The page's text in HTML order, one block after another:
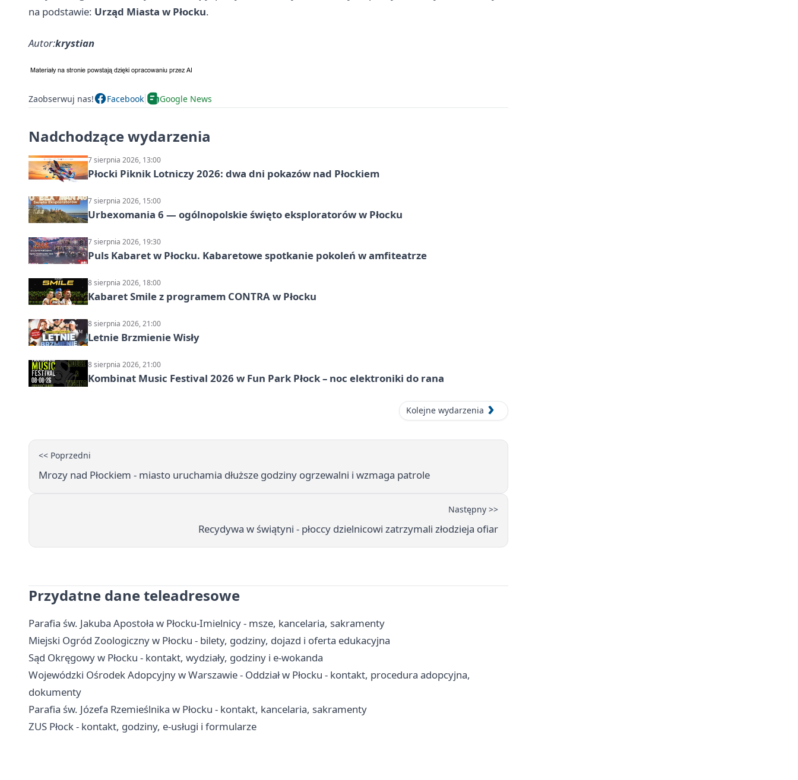
na podstawie: Urząd Miasta w Płocku.
Autor:krystian
Zaobserwuj nas! Facebook Google News
Nadchodzące wydarzenia
7 sierpnia 2026, 13:00
Płocki Piknik Lotniczy 2026: dwa dni pokazów nad Płockiem
7 sierpnia 2026, 15:00
Urbexomania 6 — ogólnopolskie święto eksploratorów w Płocku
7 sierpnia 2026, 19:30
Puls Kabaret w Płocku. Kabaretowe spotkanie pokoleń w amfiteatrze
8 sierpnia 2026, 18:00
Kabaret Smile z programem CONTRA w Płocku
8 sierpnia 2026, 21:00
Letnie Brzmienie Wisły
8 sierpnia 2026, 21:00
Kombinat Music Festival 2026 w Fun Park Płock – noc elektroniki do rana
Kolejne wydarzenia
<< Poprzedni
Mrozy nad Płockiem - miasto uruchamia dłuższe godziny ogrzewalni i wzmaga patrole
Następny >>
Recydywa w świątyni - płoccy dzielnicowi zatrzymali złodzieja ofiar
Przydatne dane teleadresowe
Parafia św. Jakuba Apostoła w Płocku-Imielnicy - msze, kancelaria, sakramenty
Miejski Ogród Zoologiczny w Płocku - bilety, godziny, dojazd i oferta edukacyjna
Sąd Okręgowy w Płocku - kontakt, wydziały, godziny i e-wokanda
Wojewódzki Ośrodek Adopcyjny w Warszawie - Oddział w Płocku - kontakt, procedura adopcyjna,
dokumenty
Parafia św. Józefa Rzemieślnika w Płocku - kontakt, kancelaria, sakramenty
ZUS Płock - kontakt, godziny, e-usługi i formularze